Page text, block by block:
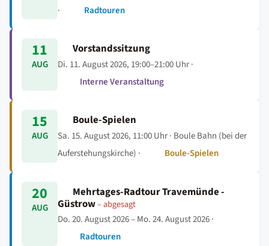
·
Radtouren
11
AUG
Vorstandssitzung
Di. 11. August 2026, 19:00–21:00 Uhr·
Interne Veranstaltung
15
AUG
Boule-Spielen
Sa. 15. August 2026, 11:00 Uhr· Boule Bahn (bei der
Auferstehungskirche) ·
Boule-Spielen
20
AUG
Mehrtages-Radtour Travemünde -
Güstrow– abgesagt
Do. 20. August 2026 – Mo. 24. August 2026·
Radtouren